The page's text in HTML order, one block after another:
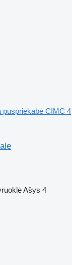
puspriekabė CIMC 4
Ašys 4